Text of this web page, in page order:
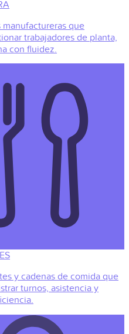
manufactureras que
trabajadores de planta,
con fluidez.
y cadenas de comida que
turnos, asistencia y